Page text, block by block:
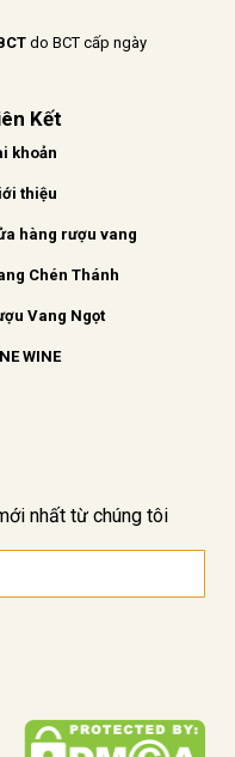
do BCT cấp ngày
Kết
khoản
thiệu
hàng rượu vang
Chén Thánh
Vang Ngọt
WINE
nhất từ chúng tôi